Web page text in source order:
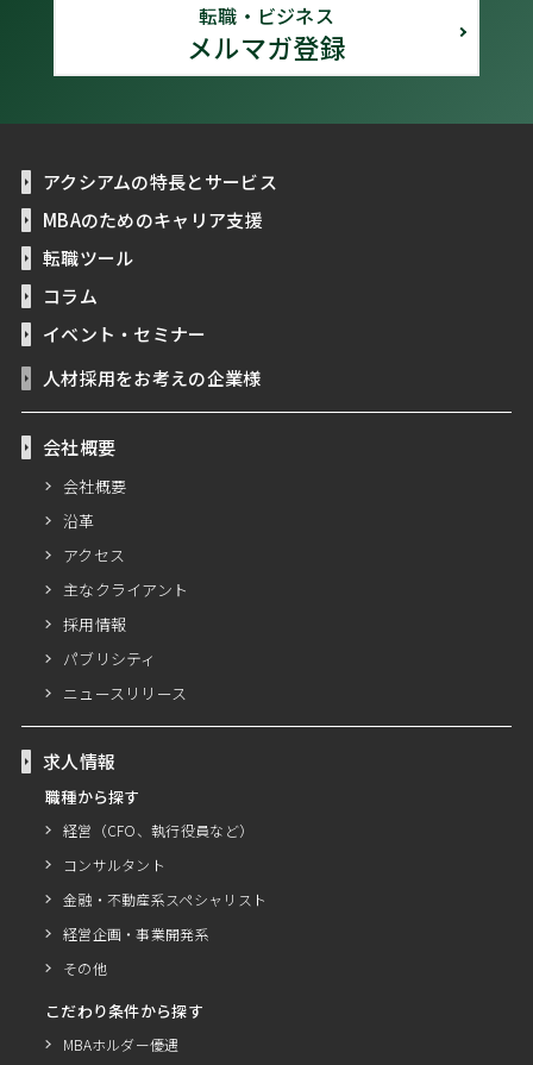
転職・ビジネス
メルマガ登録
アクシアムの特長とサービス
MBAのためのキャリア支援
転職ツール
コラム
イベント・セミナー
人材採用をお考えの企業様
会社概要
会社概要
沿革
アクセス
主なクライアント
採用情報
パブリシティ
ニュースリリース
求人情報
職種から探す
経営（CFO、執行役員など）
コンサルタント
金融・不動産系スペシャリスト
経営企画・事業開発系
その他
こだわり条件から探す
MBAホルダー優遇